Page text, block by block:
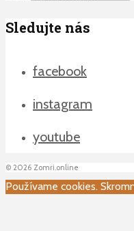
Sledujte nás
facebook
instagram
youtube
© 2026 Zomri.online
Používame cookies.